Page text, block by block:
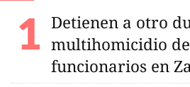
Detienen a otro
multihomicidio
funcionarios en